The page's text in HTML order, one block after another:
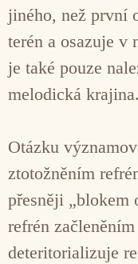
jiného, než první
terén a osazuje v
je také pouze
melodická krajina.
Otázku
ztotožněním
přesněji „blokem
refrén
deteritorializuje